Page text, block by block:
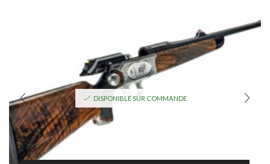
DISPONIBLE SUR COMMANDE